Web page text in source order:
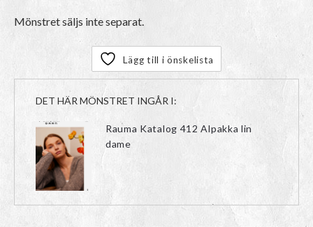
Mönstret säljs inte separat.
Lägg till i önskelista
DET HÄR MÖNSTRET INGÅR I:
Rauma Katalog 412 Alpakka lin
dame